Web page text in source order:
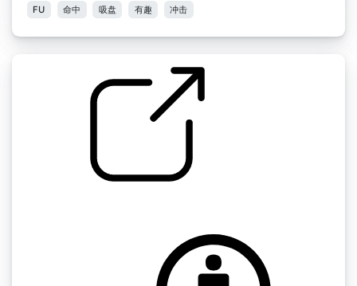
FU 命中 吸盘 有趣 冲击